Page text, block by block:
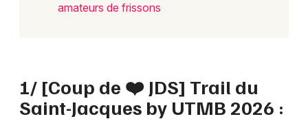
amateurs de frissons
1/ [Coup de ❤️ JDS] Trail du
Saint-Jacques by UTMB 2026 :